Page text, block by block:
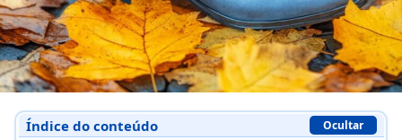
Índice do conteúdo Ocultar